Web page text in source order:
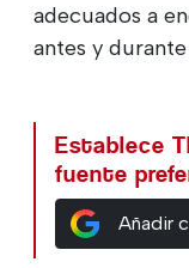
adecuados a
antes y
Establece
fuente
Añadir